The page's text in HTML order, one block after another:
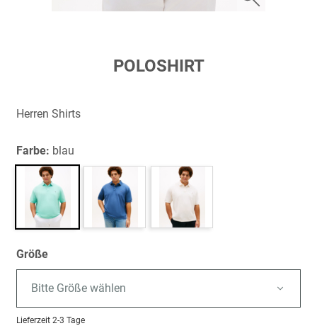
springen
POLOSHIRT
Herren Shirts
Farbe: blau
Größe
Bitte Größe wählen
Lieferzeit 2-3 Tage